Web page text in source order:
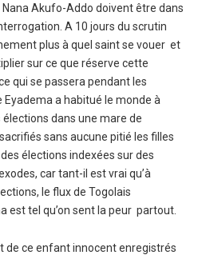
Akufo-Addo doivent être dans
A 10 jours du scrutin
plus à quel saint se vouer et
sur ce que réserve cette
qui se passera pendant les
Eyadema a habitué le monde à
dans une mare de
sans aucune pitié les filles
élections indexées sur des
car tant-il est vrai qu’à
le flux de Togolais
est tel qu’on sent la peur partout.
de ce enfant innocent enregistrés